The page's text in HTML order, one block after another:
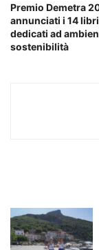
Premio Demetra
annunciati i 14
dedicati ad
sostenibilità